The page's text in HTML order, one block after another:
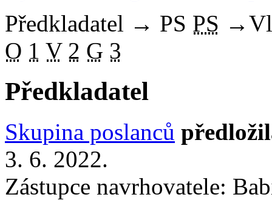
Předkladatel → PS PS →
O 1 V 2 G 3
Předkladatel
Skupina poslanců
3. 6. 2022.
Zástupce navrhovatele: